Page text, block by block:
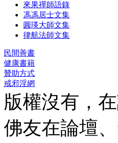
來果禪師語錄
馮馮居士文集
圓瑛大師文集
律航法師文集
民間善書
健康書籍
贊助方式
戒邪淫網
版權沒有，
佛友在論壇